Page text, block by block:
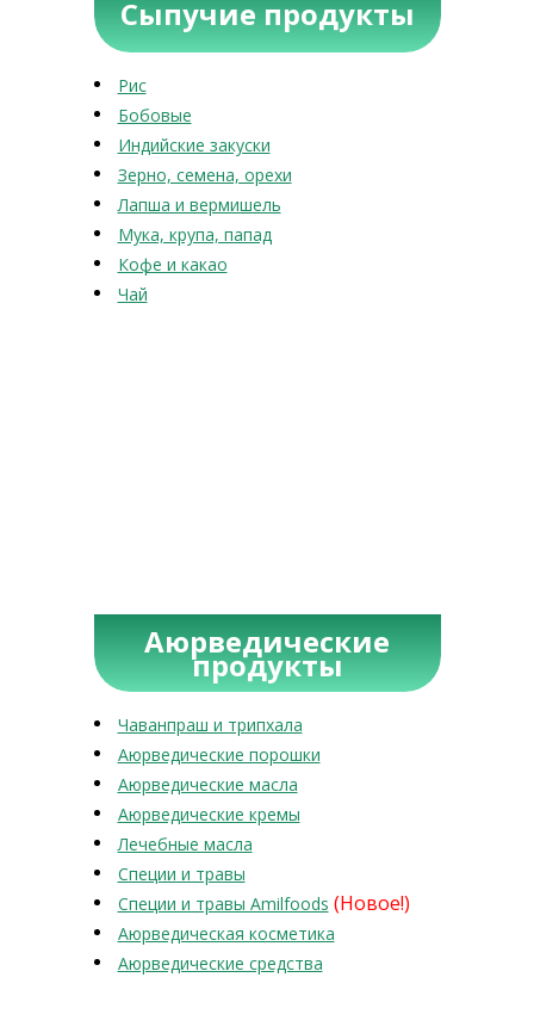
Сыпучие продукты
Рис
Бобовые
Индийские закуски
Зерно, семена, орехи
Лапша и вермишель
Мука, крупа, папад
Кофе и какао
Чай
Аюрведические
продукты
Чаванпраш и трипхала
Аюрведические порошки
Аюрведические масла
Аюрведические кремы
Лечебные масла
Специи и травы
Специи и травы Amilfoods (Новое!)
Аюрведическая косметика
Аюрведические средства